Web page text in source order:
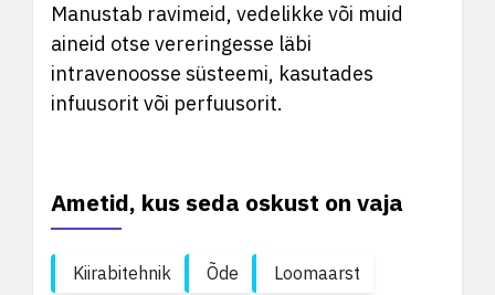
Manustab ravimeid, vedelikke või muid
aineid otse vereringesse läbi
intravenoosse süsteemi, kasutades
infuusorit või perfuusorit.
Ametid, kus seda oskust on vaja
Kiirabitehnik Õde Loomaarst